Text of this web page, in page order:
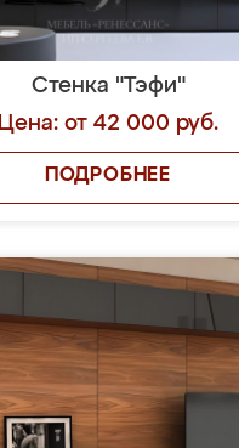
Стенка "Тэфи"
Цена: от 42 000 руб.
ПОДРОБНЕЕ